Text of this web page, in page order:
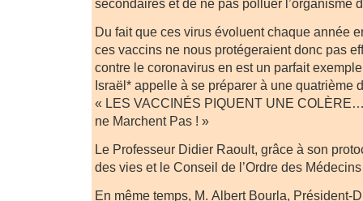
secondaires et de ne pas polluer l’organisme
Du fait que ces virus évoluent chaque année
ces vaccins ne nous protégeraient donc pas
contre le coronavirus en est un parfait
Israël* appelle à se préparer à une quatrième
« LES VACCINÉS PIQUENT UNE
ne Marchent Pas ! »
Le Professeur Didier Raoult, grâce à son
des vies et le Conseil de l’Ordre des
En même temps, M. Albert Bourla, Président-